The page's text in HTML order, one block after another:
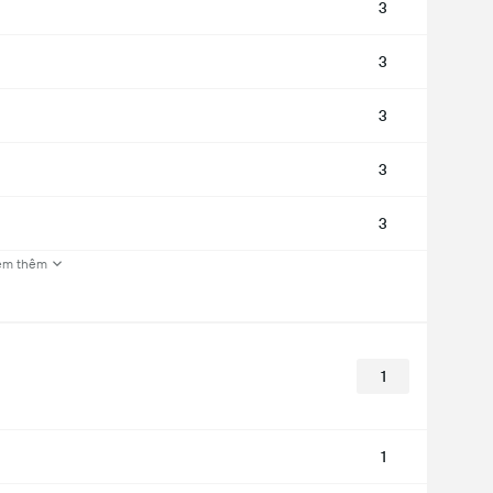
3
3
3
3
3
thêm
1
1